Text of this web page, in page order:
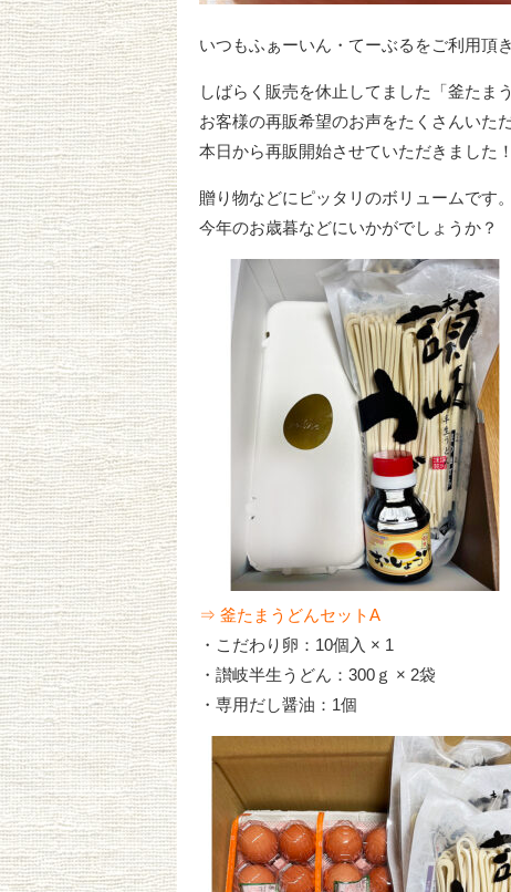
いつもふぁーいん・てーぶるをご利用頂
しばらく販売を休止してました「釜たま
お客様の再販希望のお声をたくさんいた
本日から再販開始させていただきました！
贈り物などにピッタリのボリュームです。
今年のお歳暮などにいかがでしょうか？
⇒ 釜たまうどんセットA
・こだわり卵：10個入 × 1
・讃岐半生うどん：300ｇ × 2袋
・専用だし醤油：1個